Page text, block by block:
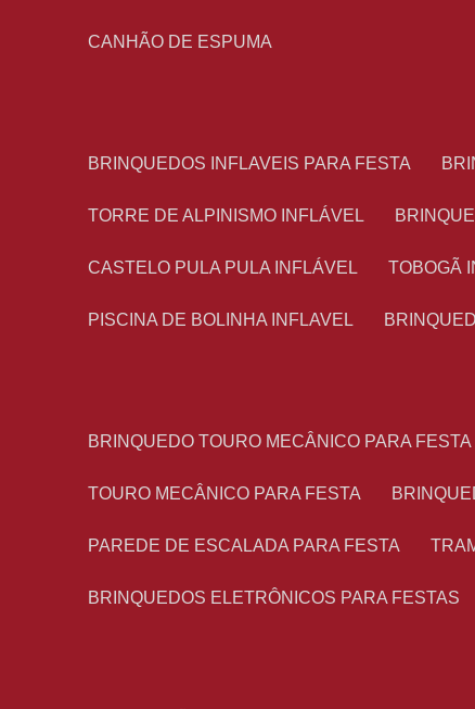
CANHÃO DE ESPUMA
BRINQUEDOS INFLAVEIS PARA FESTA
TORRE DE ALPINISMO INFLÁVEL
CASTELO PULA PULA INFLÁVEL TOBOGÃ
PISCINA DE BOLINHA INFLAVEL
BRINQUEDO TOURO MECÂNICO PARA FESTA
TOURO MECÂNICO PARA FESTA
PAREDE DE ESCALADA PARA FESTA
BRINQUEDOS ELETRÔNICOS PARA FESTAS